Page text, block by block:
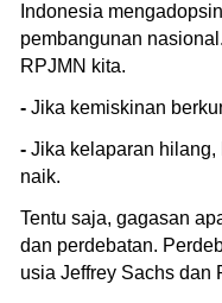
Indonesia
pembangunan
RPJMN kita.
- Jika kemiskinan
- Jika kelaparan
naik.
Tentu saja, gagasan
dan perdebatan.
usia Jeffrey Sachs dan